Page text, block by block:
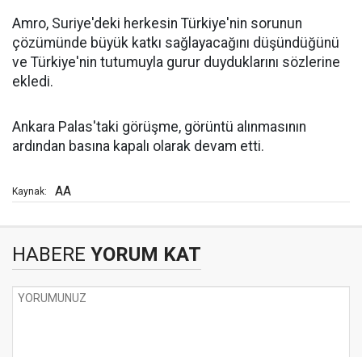
Amro, Suriye'deki herkesin Türkiye'nin sorunun
çözümünde büyük katkı sağlayacağını düşündüğünü
ve Türkiye'nin tutumuyla gurur duyduklarını sözlerine
ekledi.
Ankara Palas'taki görüşme, görüntü alınmasının
ardından basına kapalı olarak devam etti.
Kaynak: AA
HABERE YORUM KAT